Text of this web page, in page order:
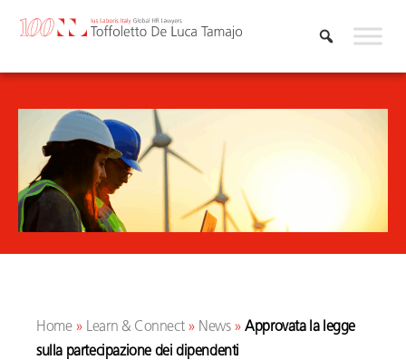
Home» Learn & Connect» News»Approvata la legge
sulla partecipazione dei dipendenti